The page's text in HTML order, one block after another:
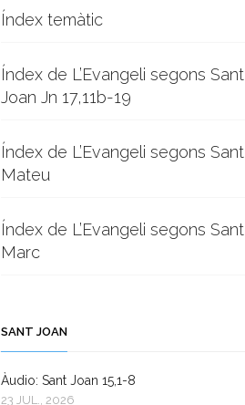
Índex temàtic
Índex de L’Evangeli segons Sant
Joan Jn 17,11b-19
Índex de L’Evangeli segons Sant
Mateu
Índex de L’Evangeli segons Sant
Marc
SANT JOAN
Àudio: Sant Joan 15,1-8
23 JUL., 2026